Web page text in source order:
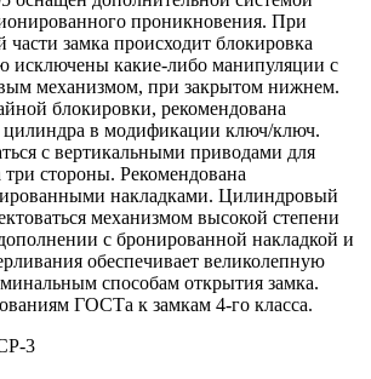
проникновения. При
замка происходит блокировка
исключены какие-либо манипуляции с
механизмом, при закрытом нижнем.
блокировки, рекомендована
цилиндра в модификации ключ/ключ.
с вертикальными приводами для
три стороны. Рекомендована
накладками. Цилиндровый
механизмом высокой степени
с бронированной накладкой и
обеспечивает великолепную
способам открытия замка.
ГОСТа к замкам 4-го класса.